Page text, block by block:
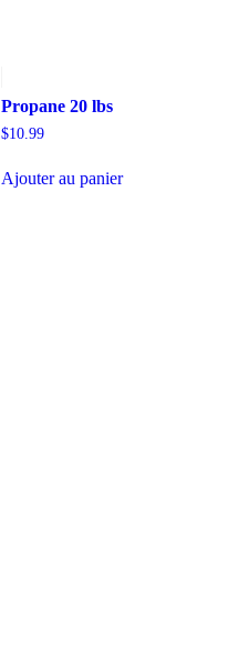
Propane 20 lbs
$10.99
Ajouter au panier